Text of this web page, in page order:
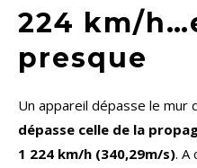
224 km/
presque
Un appareil dépasse le mur
dépasse celle de la
1 224 km/h (340,29m/s). A